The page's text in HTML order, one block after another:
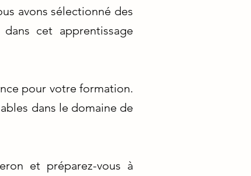
avons sélectionné des
cet apprentissage
pour votre formation.
dans le domaine de
et préparez-vous à